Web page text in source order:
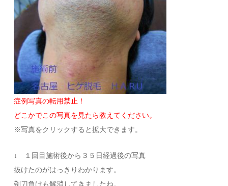
症例写真の転用禁止！
どこかでこの写真を見たら教えてください。
※写真をクリックすると拡大できます。
↓ １回目施術後から３５日経過後の写真
抜けたのがはっきりわかります。
剃刀負けも解消してきましたね。